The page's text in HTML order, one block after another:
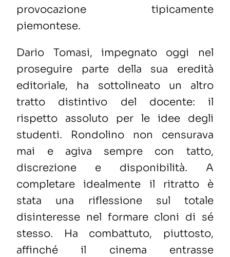
provocazione tipicamente
piemontese.
Dario Tomasi, impegnato oggi nel
proseguire parte della sua eredità
editoriale, ha sottolineato un altro
tratto distintivo del docente: il
rispetto assoluto per le idee degli
studenti. Rondolino non censurava
mai e agiva sempre con tatto,
discrezione e disponibilità. A
completare idealmente il ritratto è
stata una riflessione sul totale
disinteresse nel formare cloni di sé
stesso. Ha combattuto, piuttosto,
affinché il cinema entrasse